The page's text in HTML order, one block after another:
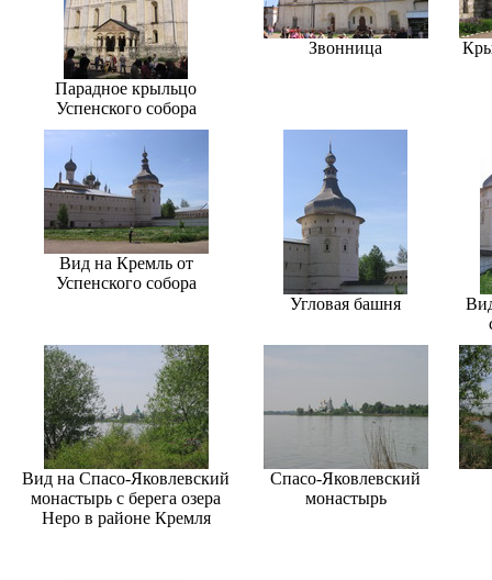
Парадное крыльцо
Успенского собора
Звонница
Вид на Кремль от
Успенского собора
Угловая башня
Вид на Спасо-Яковлевский
монастырь с берега озера
Неро в районе Кремля
Спасо-Яковлевский
монастырь